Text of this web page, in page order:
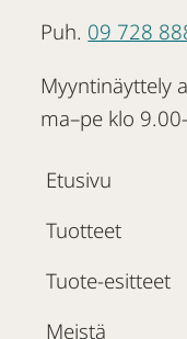
Puh. 09 728
Myyntinäyttely
ma–pe klo
Etusivu
Tuotteet
Tuote-esitteet
Meistä